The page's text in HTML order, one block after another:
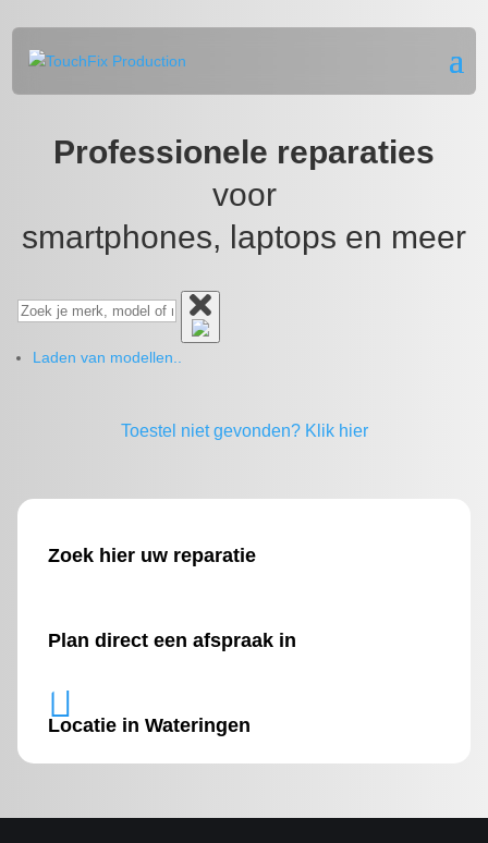
Professionele reparaties
voor
smartphones, laptops en meer
Laden van modellen..
Toestel niet gevonden? Klik hier
Zoek hier uw reparatie
Plan direct een afspraak in

Locatie in Wateringen